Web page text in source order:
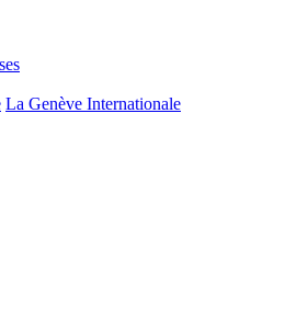
La Genève Internationale